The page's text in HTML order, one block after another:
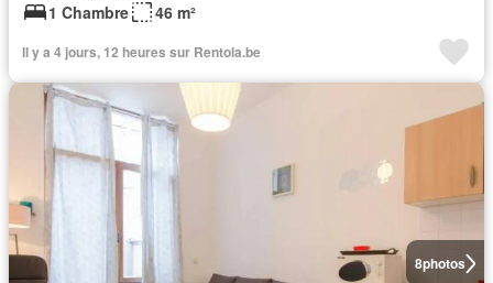
1 Chambre
46 m²
Il y a 4 jours, 12 heures sur Rentola.be
8photos